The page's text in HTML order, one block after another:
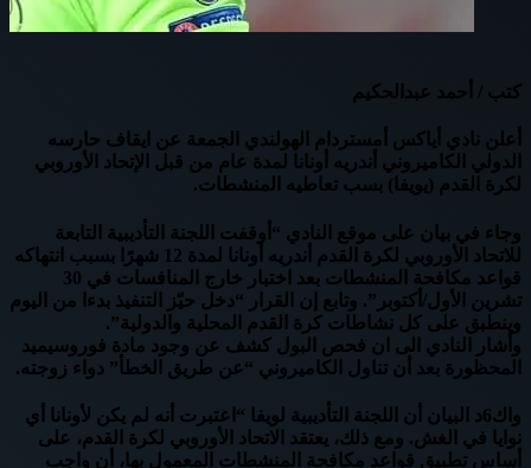
كتب / أحمد عبدالحكيم
أعلن نادي أياكس أمستردام الهولندي الجمعة عن ايقاف حارسه
الدولي الكاميروني أندريه أونانا لمدة عام من قبل الإتحاد الأوروبي
لكرة القدم (يويفا) بسب تعاطيه المنشطات.
وجاء في بيان على موقع النادي “أوقفت اللجنة التأديبية التابعة
للاتحاد الأوروبي لكرة القدم أندريه أونانا لمدة 12 شهرًا بسبب انتهاكه
قواعد مكافحة المنشطات بعد اختبار خارج المنافسات في 30
تشرين الأول/أكتوبر”. وتابع إن القرار “دخل حيّز التنفيذ بدءا من اليوم
وينطبق على كل نشاطات كرة القدم المحلية والدولية”.
وأشار النادي الى ان فحص البول كشف عن وجود مادة فوروسيميد
المحظورة بعد أن تناول الكاميروني “عن طريق الخطأ” دواء زوجته.
واك6د البيان أن اللجنة التأديبية لويفا “اعتبرت أنه لم يكن لأونانا أي
نوايا في الغش. ومع ذلك، يعتقد الاتحاد الأوروبي لكرة القدم، على
أساس تطبيق قواعد مكافحة المنشطات المعمول بها، أن واجب